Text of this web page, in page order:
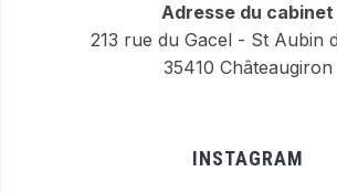
Adresse du cabinet
213 rue du Gacel - St Aubin
35410 Châteaugiron
INSTAGRAM